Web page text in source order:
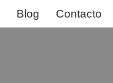
Blog Contacto